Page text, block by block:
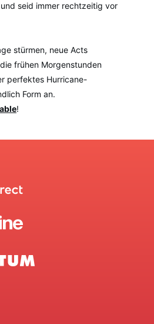
seid immer rechtzeitig vor
stürmen, neue Acts
frühen Morgenstunden
perfektes Hurricane-
Form an.
!